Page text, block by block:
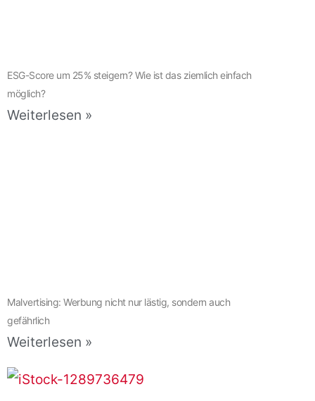
ESG-Score um 25% steigern? Wie ist das ziemlich einfach
möglich?
Weiterlesen »
Malvertising: Werbung nicht nur lästig, sondern auch
gefährlich
Weiterlesen »